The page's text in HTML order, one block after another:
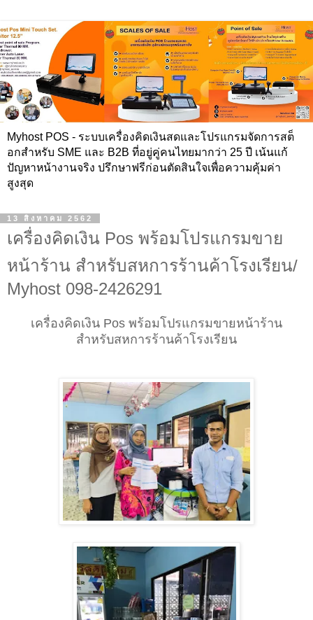
Myhost POS - ระบบเครื่องคิดเงินสดและโปรแกรมจัดการสต็
อกสำหรับ SME และ B2B ที่อยู่คู่คนไทยมากว่า 25 ปี เน้นแก้
ปัญหาหน้างานจริง ปรึกษาฟรีก่อนตัดสินใจเพื่อความคุ้มค่า
สูงสุด
13 สิงหาคม 2562
เครื่องคิดเงิน Pos พร้อมโปรแกรมขาย
หน้าร้าน สำหรับสหการร้านค้าโรงเรียน/
Myhost 098-2426291
เครื่องคิดเงิน Pos พร้อมโปรแกรมขายหน้าร้าน
สำหรับสหการร้านค้าโรงเรียน